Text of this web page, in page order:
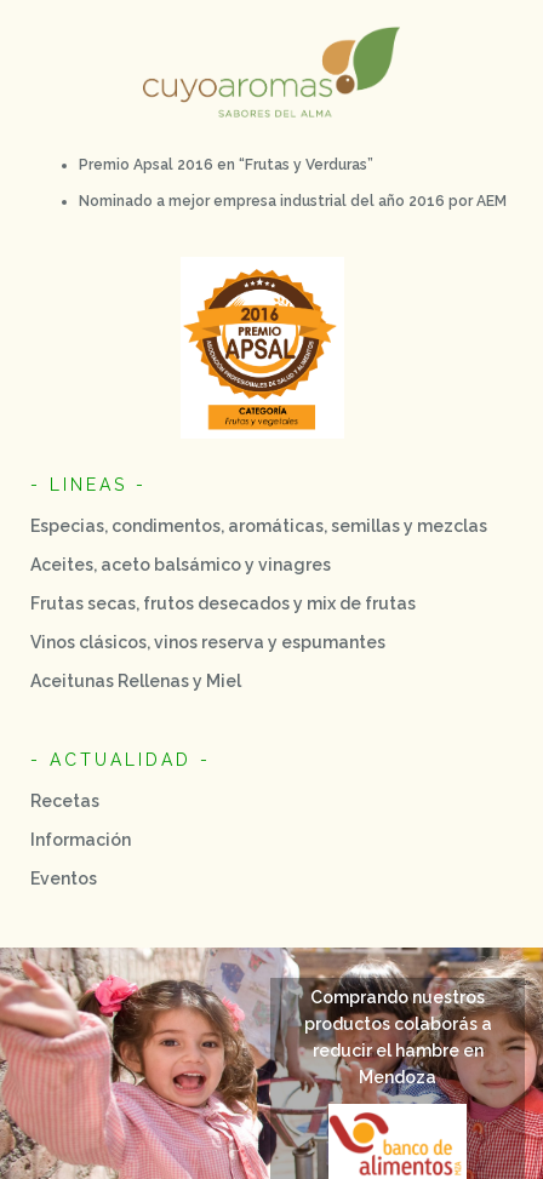
Premio Apsal 2016 en “Frutas y Verduras”
Nominado a mejor empresa industrial del año 2016 por AEM
- LINEAS -
Especias, condimentos, aromáticas, semillas y mezclas
Aceites, aceto balsámico y vinagres
Frutas secas, frutos desecados y mix de frutas
Vinos clásicos, vinos reserva y espumantes
Aceitunas Rellenas y Miel
- ACTUALIDAD -
Recetas
Información
Eventos
Comprando nuestros
productos colaborás a
reducir el hambre en
Mendoza